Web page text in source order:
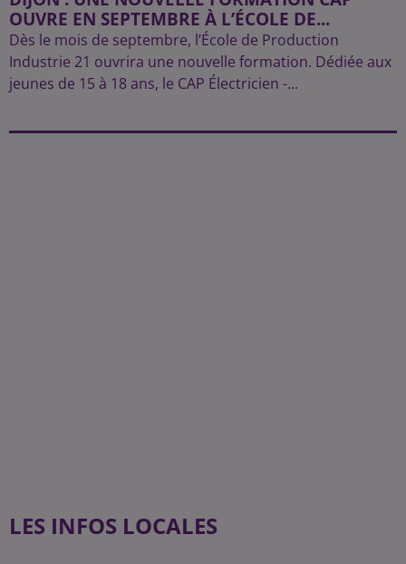
OUVRE EN SEPTEMBRE À L’ÉCOLE DE...
Dès le mois de septembre, l’École de Production
Industrie 21 ouvrira une nouvelle formation. Dédiée aux
jeunes de 15 à 18 ans, le CAP Électricien -...
LES INFOS LOCALES